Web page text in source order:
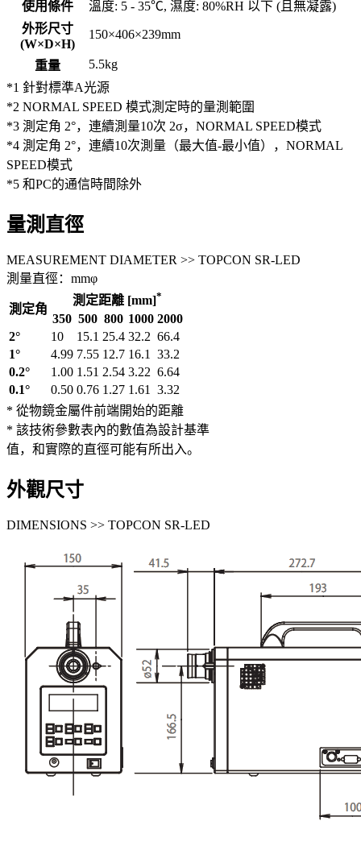
使用條件
溫度: 5 - 35℃, 濕度: 80%RH 以下 (且無凝露)
外形尺寸
(W×D×H)
150×406×239mm
重量
5.5kg
*1 針對標準A光源
*2 NORMAL SPEED 模式測定時的量測範圍
*3 測定角 2°，連續測量10次 2σ，NORMAL SPEED模式
*4 測定角 2°，連續10次測量（最大值-最小值），NORMAL
SPEED模式
*5 和PC的通信時間除外
量測直徑
MEASUREMENT DIAMETER >> TOPCON SR-LED
測量直徑：mmφ
測定角
測定距離 [mm]*
350 500 800 1000 2000
2°
10 15.1 25.4 32.2 66.4
1°
4.99 7.55 12.7 16.1
33.2
0.2°
1.00 1.51 2.54 3.22 6.64
0.1°
0.50 0.76 1.27 1.61
3.32
* 從物鏡金屬件前端開始的距離
* 該技術參數表內的數值為設計基準
值，和實際的直徑可能有所出入。
外觀尺寸
DIMENSIONS >> TOPCON SR-LED